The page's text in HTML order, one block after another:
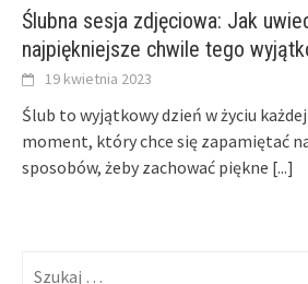
Ślubna sesja zdjęciowa: Jak
najpiękniejsze chwile tego
19 kwietnia 2023
Ślub to wyjątkowy dzień w życiu
moment, który chce się zapamiętać
sposobów, żeby zachować piękne [...]